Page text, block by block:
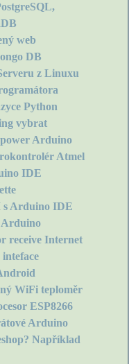
web
DB
z Linuxu
Python
vybrat
Arduino
Atmel
IDE
s Arduino IDE
Arduino
receive Internet
WiFi teploměr
ESP8266
Arduino
Například